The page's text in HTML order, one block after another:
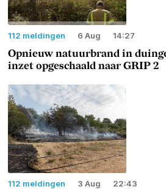
112 meldingen 6 Aug 14:27
Opnieuw natuurbrand in
inzet opgeschaald naar GRIP 2
112 meldingen 3 Aug 22:43